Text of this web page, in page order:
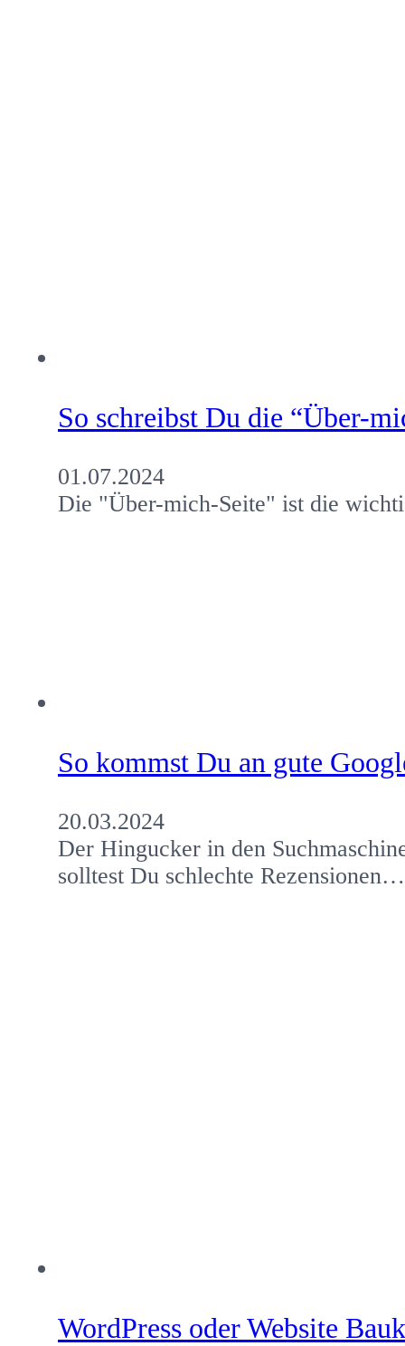
So schreibst Du die “Über-
01.07.2024
Die "Über-mich-Seite" ist die
So kommst Du an gute
20.03.2024
Der Hingucker in den
solltest Du schlechte Rezensionen…
WordPress oder Website